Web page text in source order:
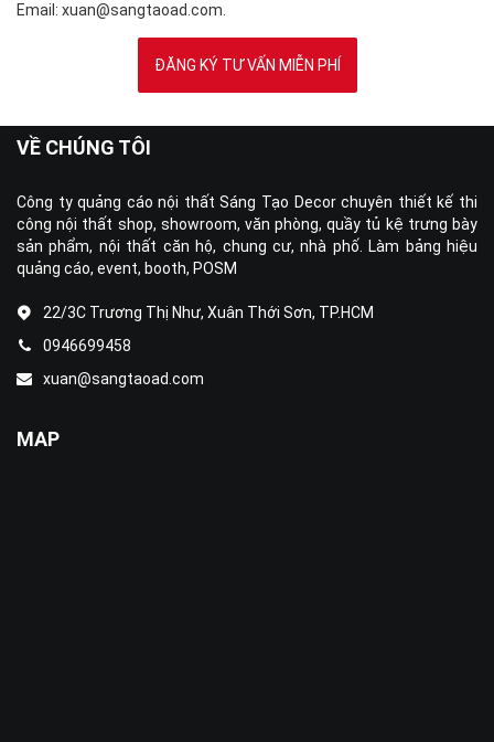
Email: xuan@sangtaoad.com.
ĐĂNG KÝ TƯ VẤN MIỄN PHÍ
VỀ CHÚNG TÔI
Công ty quảng cáo nội thất Sáng Tạo Decor chuyên thiết kế thi
công nội thất shop, showroom, văn phòng, quầy tủ kệ trưng bày
sản phẩm, nội thất căn hộ, chung cư, nhà phố. Làm bảng hiệu
quảng cáo, event, booth, POSM
22/3C Trương Thị Như, Xuân Thới Sơn, TP.HCM
0946699458
xuan@sangtaoad.com
MAP